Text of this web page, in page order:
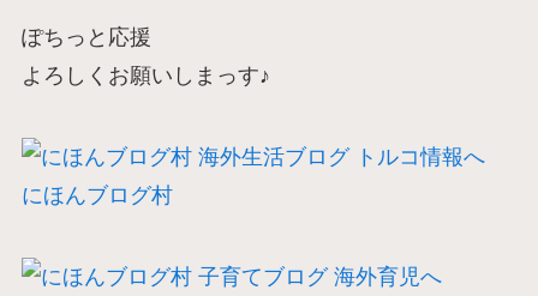
ぽちっと応援
よろしくお願いしまっす♪
にほんブログ村